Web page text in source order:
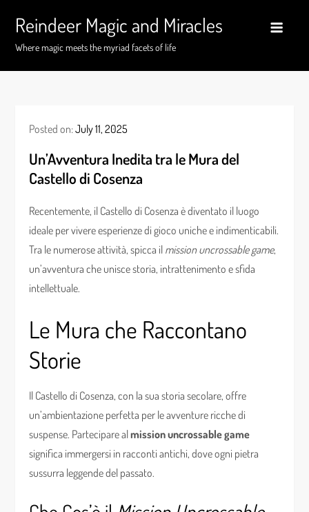
content
Reindeer Magic and Miracles
Where magic meets the myriad facets of life
Posted on:July 11, 2025
Un’Avventura Inedita tra le Mura del
Castello di Cosenza
Recentemente, il Castello di Cosenza è diventato il luogo
ideale per vivere esperienze di gioco uniche e indimenticabili.
Tra le numerose attività, spicca il mission uncrossable game,
un’avventura che unisce storia, intrattenimento e sfida
intellettuale.
Le Mura che Raccontano
Storie
Il Castello di Cosenza, con la sua storia secolare, offre
un’ambientazione perfetta per le avventure ricche di
suspense. Partecipare almission uncrossable game
significa immergersi in racconti antichi, dove ogni pietra
sussurra leggende del passato.